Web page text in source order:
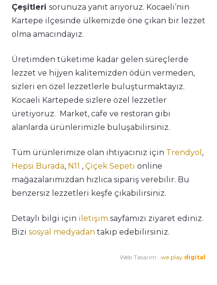
Çeşitleri sorunuza yanıt arıyoruz. Kocaeli’nin
Kartepe ilçesinde ülkemizde öne çıkan bir lezzet
olma amacındayız.
Üretimden tüketime kadar gelen süreçlerde
lezzet ve hijyen kalitemizden ödün vermeden,
sizleri en özel lezzetlerle buluşturmaktayız.
Kocaeli Kartepede sizlere özel lezzetler
üretiyoruz. Market, cafe ve restoran gibi
alanlarda ürünlerimizle buluşabilirsiniz.
Tüm ürünlerimize olan ihtiyacınız için Trendyol ,
Hepsi Burada, N11 , Çiçek Sepeti online
mağazalarımızdan hızlıca sipariş verebilir. Bu
benzersiz lezzetleri keşfe çıkabilirsiniz.
Detaylı bilgi için iletişim sayfamızı ziyaret ediniz.
Bizi sosyal medyadan takip edebilirsiniz.
Web Tasarım: .we play digital